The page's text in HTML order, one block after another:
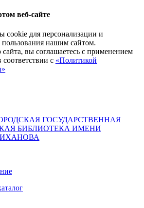
веб-сайте
для персонализации и
нашим сайтом.
вы соглашаетесь с применением
с «Политикой
ГОСУДАРСТВЕННАЯ
БИБЛИОТЕКА ИМЕНИ